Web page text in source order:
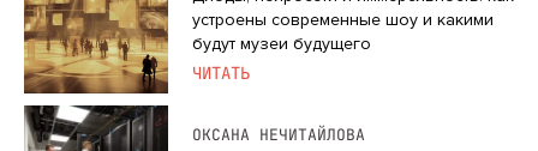
устроены современные шоу и какими
будут музеи будущего
ЧИТАТЬ
ОКСАНА НЕЧИТАЙЛОВА